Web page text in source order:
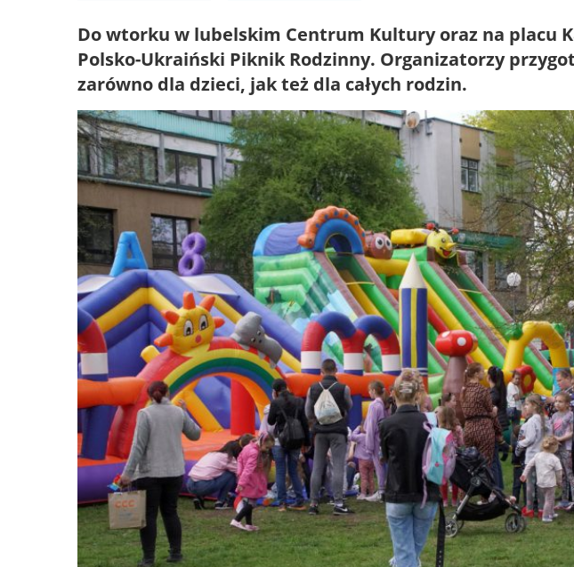
Do wtorku w lubelskim Centrum Kultury oraz na placu
Polsko-Ukraiński Piknik Rodzinny. Organizatorzy
zarówno dla dzieci, jak też dla całych rodzin.